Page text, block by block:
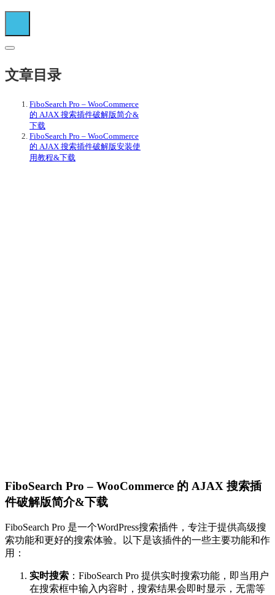
文章目录
FiboSearch Pro – WooCommerce
的 AJAX 搜索插件破解版简介&
下载
FiboSearch Pro – WooCommerce
的 AJAX 搜索插件破解版安装使
用教程&下载
FiboSearch Pro – WooCommerce 的 AJAX 搜索插
件破解版简介&下载
FiboSearch Pro 是一个WordPress搜索插件，专注于提供高级搜
索功能和更好的搜索体验。以下是该插件的一些主要功能和作
用：
实时搜索 ：FiboSearch Pro 提供实时搜索功能，即当用户
在搜索框中输入内容时，搜索结果会即时显示，无需等